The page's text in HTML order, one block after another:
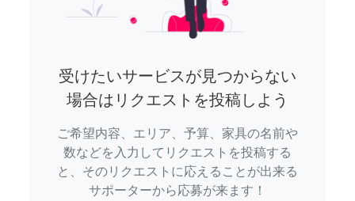
受けたいサービスが見つからない
場合はリクエストを投稿しよう
ご希望内容、エリア、予算、家具の名前や
数などを入力してリクエストを投稿する
と、そのリクエストに応えることが出来る
サポーターから応募が来ます！